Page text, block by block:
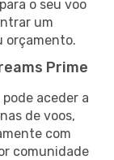
o seu voo
um
orçamento.
Prime
pode aceder a
de voos,
com
comunidade